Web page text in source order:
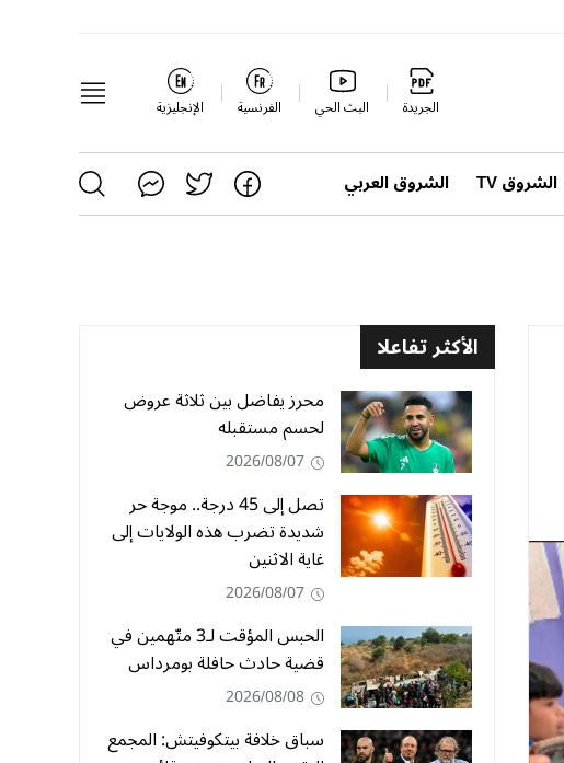
الجريدة البث الحي الفرنسية الإنجليزية
الشروق TV الشروق العربي
الأكثر تفاعلا
محرز يفاضل بين ثلاثة عروض
لحسم مستقبله
2026/08/07
تصل إلى 45 درجة.. موجة حر
شديدة تضرب هذه الولايات إلى
غاية الاثنين
2026/08/07
الحبس المؤقت لـ3 متّهمين في
قضية حادث حافلة بومرداس
2026/08/08
سباق خلافة بيتكوفيتش: المجمع